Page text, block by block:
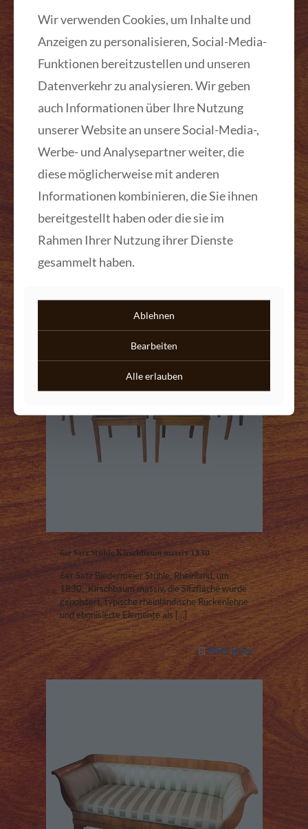
1830
Pfeilerspiegel, Thüringen, um 1830, Kirschbaum
Applikationen. Zustand: sehr guter originaler
Zustand mit originalem Spiegel. Maße:
Mehr lesen
6er Satz Stühle Kirschbaum massiv 1830
6er Satz Biedermeier Stühle, Rheinland, um
1830, Kirschbaum massiv, die Sitzfläche wurde
gepolstert, typische rheinländische Rückenlehne
und ebonisierte Elemente als […]
Mehr lesen
Wir verwenden Cookies, um Inhalte und
Anzeigen zu personalisieren, Social-Media-
Funktionen bereitzustellen und unseren
Datenverkehr zu analysieren. Wir geben
auch Informationen über Ihre Nutzung
unserer Website an unsere Social-Media-,
Werbe- und Analysepartner weiter, die
diese möglicherweise mit anderen
Informationen kombinieren, die Sie ihnen
bereitgestellt haben oder die sie im
Rahmen Ihrer Nutzung ihrer Dienste
gesammelt haben.
Ablehnen
Bearbeiten
Alle erlauben